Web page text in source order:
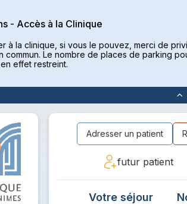
- Accès à la Clinique
à la clinique, si vous le pouvez, merci de
commun. Le nombre de places de parking
effet restreint.
futur patient
Votre séjour
Adresser un patient